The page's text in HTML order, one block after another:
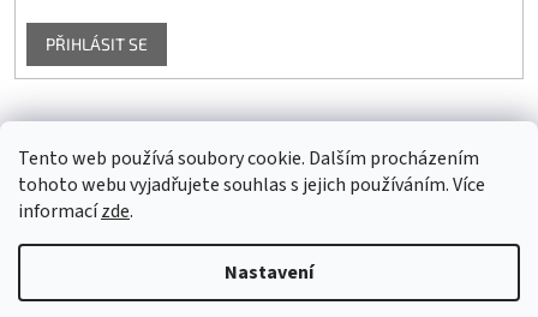
Tento web používá soubory cookie. Dalším procházením
tohoto webu vyjadřujete souhlas s jejich používáním. Více
informacízde.
Nastavení
PŘIHLÁSIT SE
Facebook